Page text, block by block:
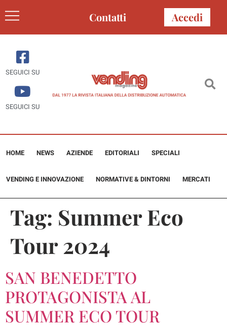
Contatti Accedi
SEGUICI SU
SEGUICI SU
HOME NEWS AZIENDE EDITORIALI SPECIALI
VENDING E INNOVAZIONE NORMATIVE & DINTORNI MERCATI
Tag: Summer Eco
Tour 2024
SAN BENEDETTO
PROTAGONISTA AL
SUMMER ECO TOUR